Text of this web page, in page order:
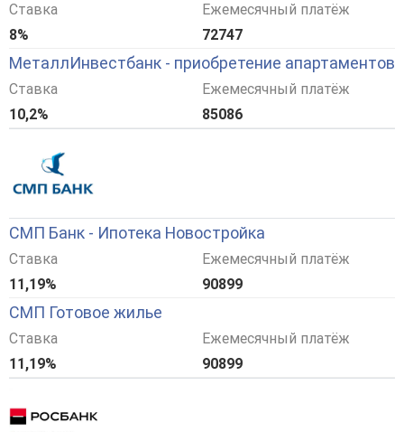
Ставка
8%
Ежемесячный платёж
72747
МеталлИнвестбанк - приобретение апартаментов
Ставка
10,2%
Ежемесячный платёж
85086
СМП Банк - Ипотека Новостройка
Ставка
11,19%
Ежемесячный платёж
90899
СМП Готовое жилье
Ставка
11,19%
Ежемесячный платёж
90899